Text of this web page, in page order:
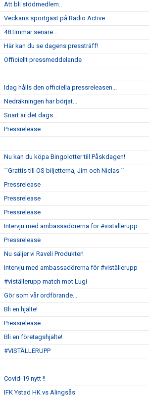
Att bli stödmedlem..
Veckans sportgäst på Radio Active
48 timmar senare...
Här kan du se dagens pressträff!
Officiellt pressmeddelande
Idag hålls den officiella pressreleasen...
Nedräkningen har börjat...
Snart är det dags...
Pressrelease
Nu kan du köpa Bingolotter till Påskdagen!
``Grattis till OS biljetterna, Jim och Niclas ``
Pressrelease
Pressrelease
Pressrelease
Intervju med ambassadörerna för #viställerupp
Pressrelease
Nu säljer vi Raveli Produkter!
Intervju med ambassadörerna för #viställerupp
#viställerupp match mot Lugi
Gör som vår ordförande...
Bli en hjälte!
Pressrelease
Bli en företagshjälte!
#VISTÄLLERUPP
Covid-19 nytt !!
IFK Ystad HK vs Alingsås